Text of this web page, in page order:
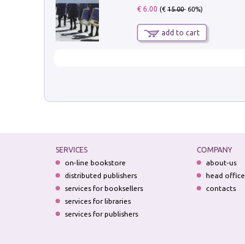
€ 6.00 (€15.00- 60%)
add to cart
SERVICES
on-line bookstore
distributed publishers
services for booksellers
services for libraries
services for publishers
COMPANY
about-us
head office
contacts